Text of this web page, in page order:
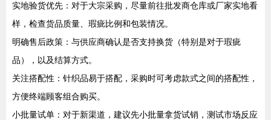
实地验货优先：对于大宗采购，尽量前往批发商仓库或厂家实地看
样，检查货品质量、瑕疵比例和包装情况。
明确售后政策：与供应商确认是否支持换货（特别是对于瑕疵
品），以及结算方式。
关注搭配性：针织品易于搭配，采购时可考虑款式之间的搭配性，
方便终端顾客组合购买。
小批量试单：对于新渠道，建议先小批量拿货试销，测试市场反应